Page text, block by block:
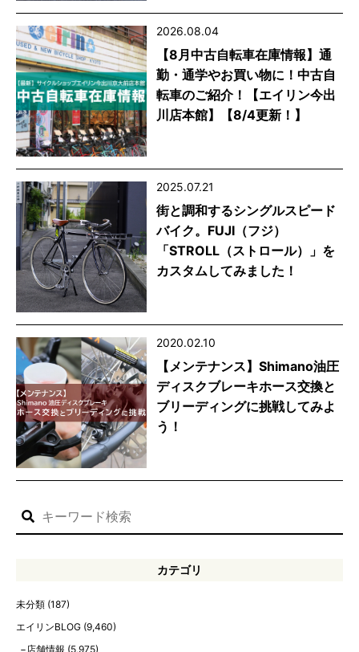
2026.08.04
【8月中古自転車在庫情報】通
勤・通学やお買い物に！中古自
転車のご紹介！【エイリン今出
川店本館】【8/4更新！】
2025.07.21
街と調和するシングルスピード
バイク。FUJI（フジ）
「STROLL（ストロール）」を
カスタムしてみました！
2020.02.10
【メンテナンス】Shimano油圧
ディスクブレーキホース交換と
ブリーディングに挑戦してみよ
う！
カテゴリ
未分類 (187)
エイリンBLOG (9,460)
店舗情報 (5,975)